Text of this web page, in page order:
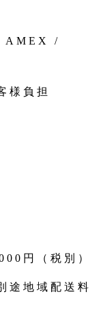
様負担
円（税別）
途地域配送料